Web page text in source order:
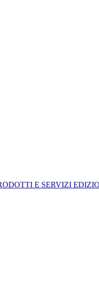
E SERVIZI